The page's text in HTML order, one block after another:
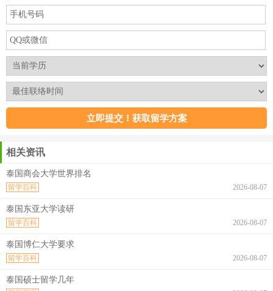
相关资讯
泰国商会大学世界排名
2026-08-07
留学百科
泰国东亚大学读研
2026-08-07
留学百科
泰国博仁大学要求
2026-08-07
留学百科
泰国硕士留学几年